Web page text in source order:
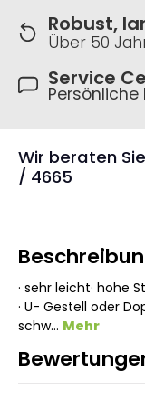
Robust,
Über 50
Service
Persönliche
Wir beraten
/ 4665
· sehr leicht· hohe
· U- Gestell oder
schw… Mehr